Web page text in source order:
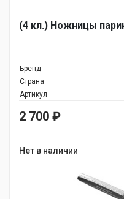
(4 кл.) Ножницы
Бренд
Страна
Артикул
2 700 ₽
Нет в наличии